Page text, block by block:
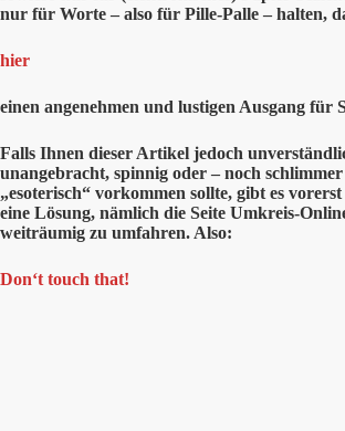
nur für Worte – also für Pille-Palle – halten,
hier
einen angenehmen und lustigen Ausgang für
Falls Ihnen dieser Artikel jedoch
unangebracht, spinnig oder – noch schlimmer
„esoterisch“ vorkommen sollte, gibt es
eine Lösung, nämlich die Seite Umkreis-
weiträumig zu umfahren. Also:
Don‘t touch that!